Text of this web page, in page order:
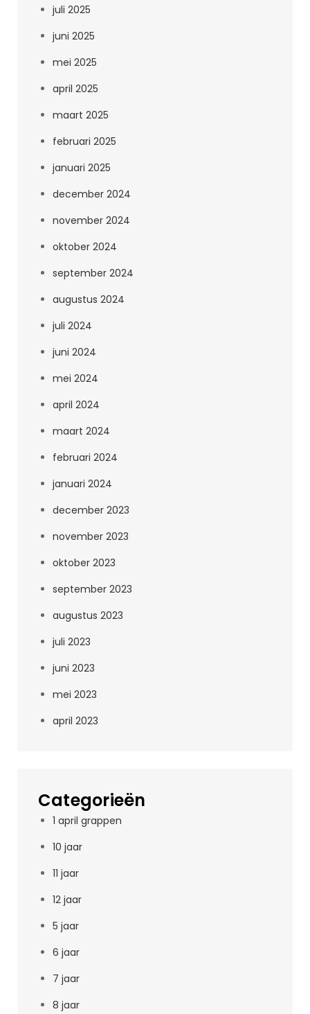
juli 2025
juni 2025
mei 2025
april 2025
maart 2025
februari 2025
januari 2025
december 2024
november 2024
oktober 2024
september 2024
augustus 2024
juli 2024
juni 2024
mei 2024
april 2024
maart 2024
februari 2024
januari 2024
december 2023
november 2023
oktober 2023
september 2023
augustus 2023
juli 2023
juni 2023
mei 2023
april 2023
Categorieën
1 april grappen
10 jaar
11 jaar
12 jaar
5 jaar
6 jaar
7 jaar
8 jaar